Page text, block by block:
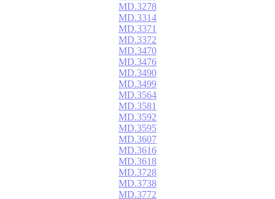
MD.3278
MD.3314
MD.3371
MD.3372
MD.3470
MD.3476
MD.3490
MD.3499
MD.3564
MD.3581
MD.3592
MD.3595
MD.3607
MD.3616
MD.3618
MD.3728
MD.3738
MD.3772